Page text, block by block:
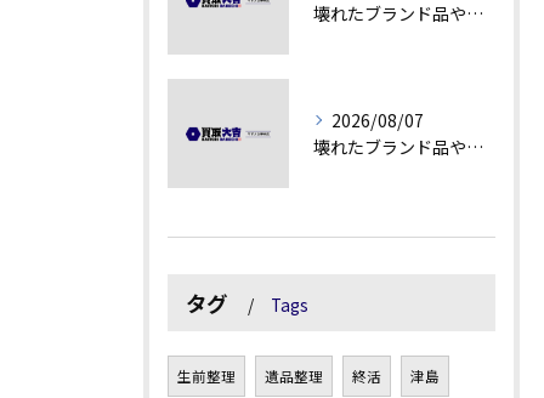
壊れたブランド品や汚れアクセサリーの買取価値解説
2026/08/07
壊れたブランド品や古物の価値を見極める秘訣
タグ Tags
生前整理 遺品整理 終活 津島